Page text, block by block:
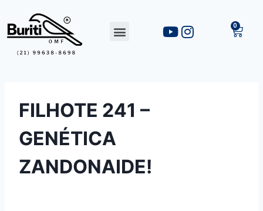
FILHOTE 241 –
GENÉTICA
ZANDONAIDE!